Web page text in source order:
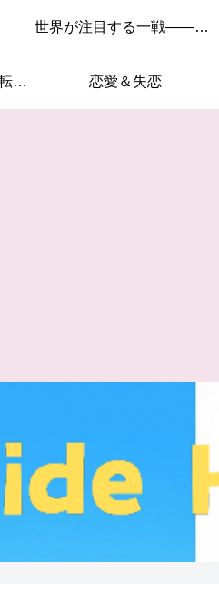
世界が注目する一戦——このレースを見逃すな！
通勤・通学に最適な自転車はこれ！ 恋愛＆失恋